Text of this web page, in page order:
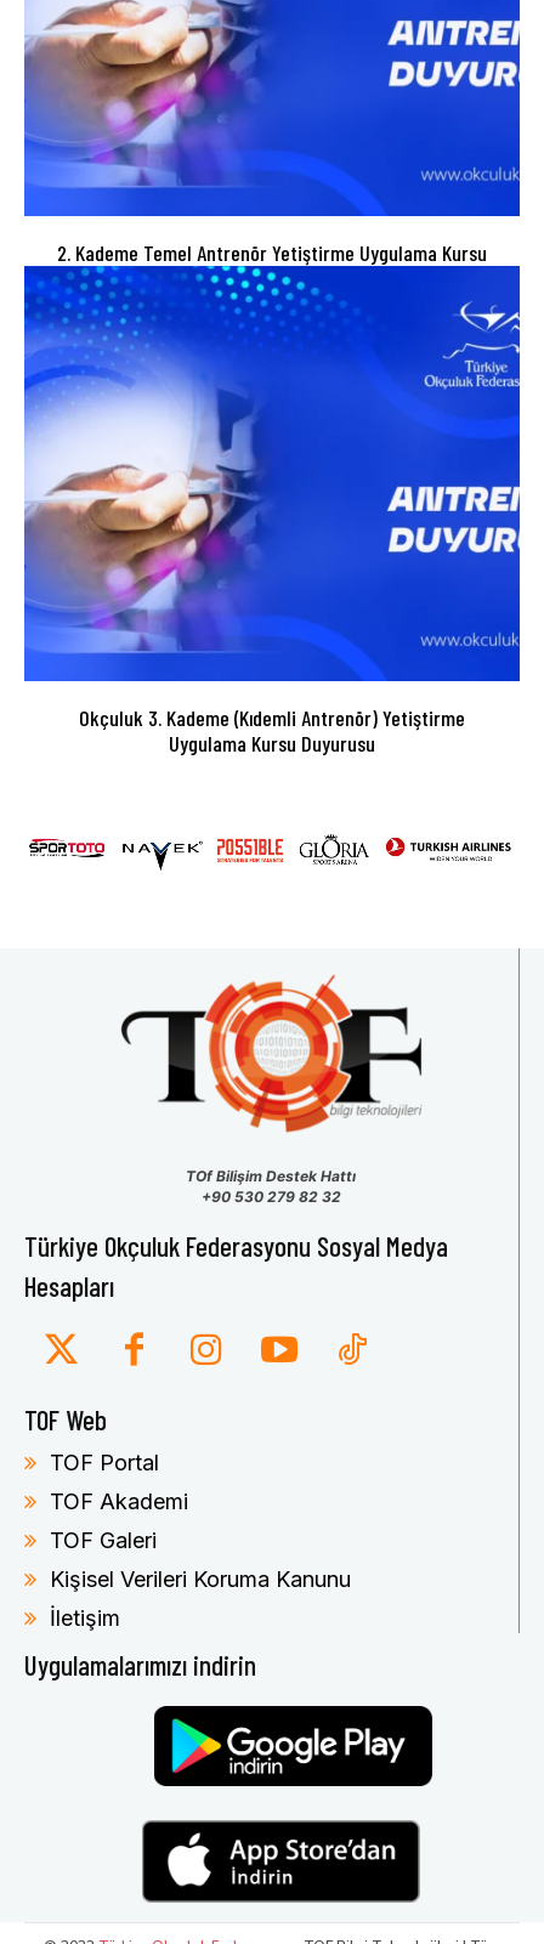
2. Kademe Temel Antrenör Yetiştirme Uygulama Kursu
Okçuluk 3. Kademe (Kıdemli Antrenör) Yetiştirme
Uygulama Kursu Duyurusu
TOf Bilişim Destek Hattı
+90 530 279 82 32
Türkiye Okçuluk Federasyonu Sosyal Medya
Hesapları
TOF Web
TOF Portal
TOF Akademi
TOF Galeri
Kişisel Verileri Koruma Kanunu
İletişim
Uygulamalarımızı indirin